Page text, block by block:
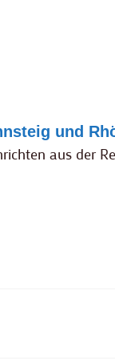
und
aus der